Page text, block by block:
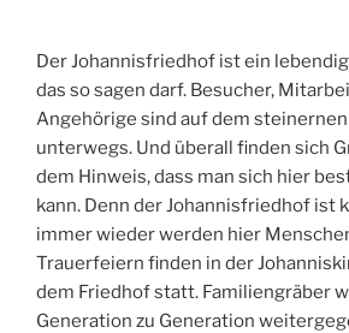
Der Johannisfriedhof ist ein
das so sagen darf. Besucher,
Angehörige sind auf dem
unterwegs. Und überall finden sich
dem Hinweis, dass man sich hier
kann. Denn der Johannisfriedhof ist
immer wieder werden hier
Trauerfeiern finden in der
dem Friedhof statt. Familiengräber
Generation zu Generation